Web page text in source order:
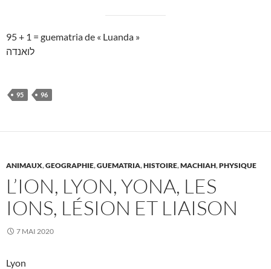
95 + 1 = guematria de « Luanda »
לואנדה
95 96
ANIMAUX,GEOGRAPHIE,GUEMATRIA,HISTOIRE,MACHIAH,PHYSIQUE
L’ION, LYON, YONA, LES
IONS, LÉSION ET LIAISON
7 MAI 2020
Lyon